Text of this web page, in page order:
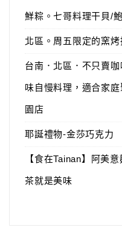
鮮粽。七哥料理干貝/
北區。周五限定的窯
台南．北區．不只賣
味自慢料理，適合家
園店
耶誕禮物-金莎巧克力
【食在Tainan】阿美
茶就是美味